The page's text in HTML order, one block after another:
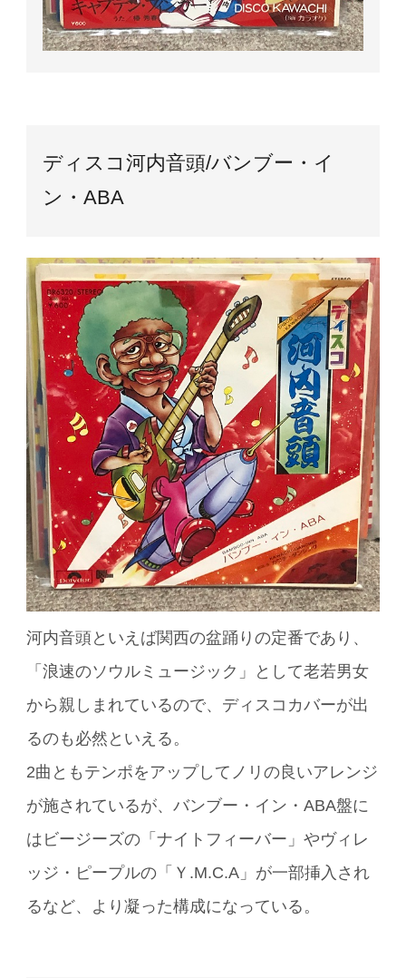
ディスコ河内音頭/バンブー・イ
ン・ABA
河内音頭といえば関西の盆踊りの定番であり、
「浪速のソウルミュージック」として老若男女
から親しまれているので、ディスコカバーが出
るのも必然といえる。
2曲ともテンポをアップしてノリの良いアレンジ
が施されているが、バンブー・イン・ABA盤に
はビージーズの「ナイトフィーバー」やヴィレ
ッジ・ピープルの「Ｙ.M.C.A」が一部挿入され
るなど、より凝った構成になっている。